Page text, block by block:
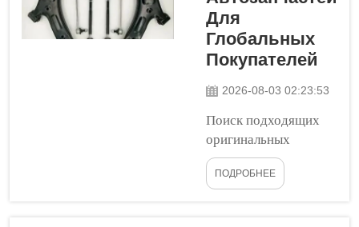
искать производителей,
которые обладают ...
Для
Глобальных
Покупателей
2026-08-03 02:23:53
Поиск подходящих
оригинальных
автозапчастей имеет
исключительно
ПОДРОБНЕЕ